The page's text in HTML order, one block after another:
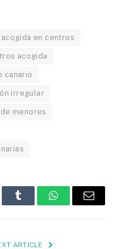
acogida en centros
acogida
canario
irregular
menores
Tumblr WhatsAppEmail
ARTICLE